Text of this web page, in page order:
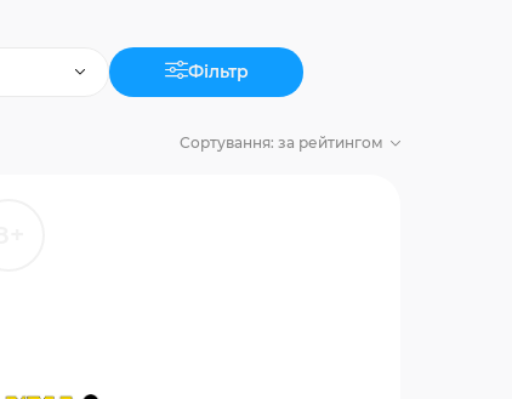
Фільтр
Сортування: за рейтингом